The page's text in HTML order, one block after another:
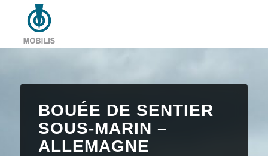
BOUÉE DE SENTIER
SOUS-MARIN –
ALLEMAGNE